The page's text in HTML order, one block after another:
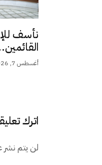
نأسف
أغسطس 7, 2026
اترك
لن يتم نشر